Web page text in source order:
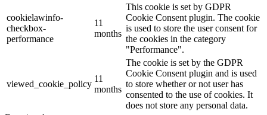
cookielawinfo-
checkbox-
performance
11
months
This cookie is set by GDPR
Cookie Consent plugin. The cookie
is used to store the user consent for
the cookies in the category
"Performance".
viewed_cookie_policy
11
months
The cookie is set by the GDPR
Cookie Consent plugin and is used
to store whether or not user has
consented to the use of cookies. It
does not store any personal data.